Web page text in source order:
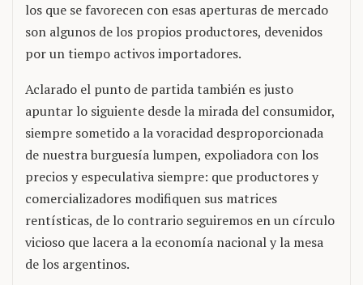
los que se favorecen con esas aperturas de mercado
son algunos de los propios productores, devenidos
por un tiempo activos importadores.
Aclarado el punto de partida también es justo
apuntar lo siguiente desde la mirada del consumidor,
siempre sometido a la voracidad desproporcionada
de nuestra burguesía lumpen, expoliadora con los
precios y especulativa siempre: que productores y
comercializadores modifiquen sus matrices
rentísticas, de lo contrario seguiremos en un círculo
vicioso que lacera a la economía nacional y la mesa
de los argentinos.